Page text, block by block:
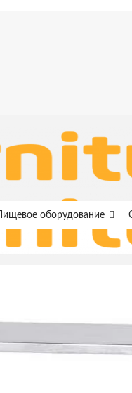
Пищевое оборудование